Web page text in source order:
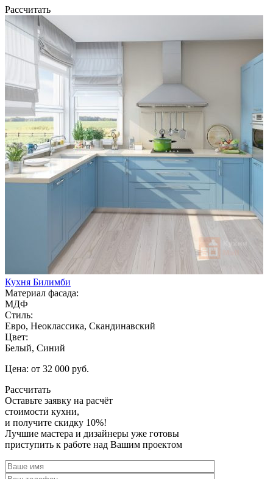
Рассчитать
Кухня Билимби
Материал фасада:
МДФ
Стиль:
Евро, Неоклассика, Скандинавский
Цвет:
Белый, Синий
Цена: от 32 000 руб.
Рассчитать
Оставьте заявку на расчёт
стоимости кухни,
и получите скидку 10%!
Лучшие мастера и дизайнеры уже готовы
приступить к работе над Вашим проектом